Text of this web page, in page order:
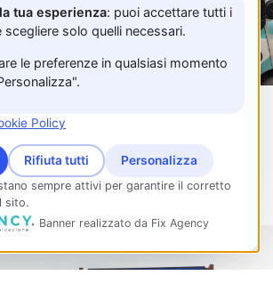
tua esperienza: puoi accettare tutti i
solo quelli necessari.
le preferenze in qualsiasi momento
Policy
Rifiuta tutti Personalizza
sempre attivi per garantire il corretto
sito.
Banner realizzato da Fix Agency